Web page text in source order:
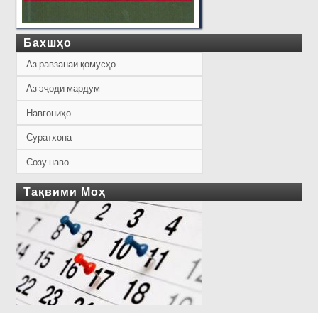
Бахшҳо
Аз равзанаи қомусҳо
Аз эҷоди мардум
Навгониҳо
Суратхона
Созу наво
Тақвими Моҳ